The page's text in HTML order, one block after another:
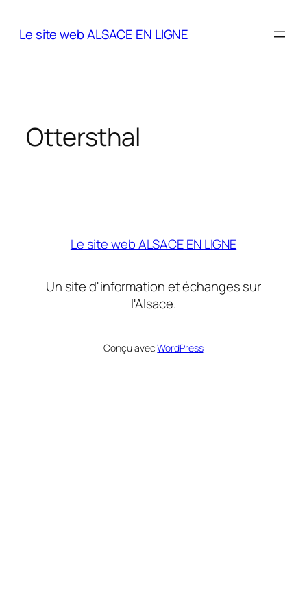
Le site web ALSACE EN LIGNE
Ottersthal
Le site web ALSACE EN LIGNE
Un site d'information et échanges sur
l'Alsace.
Conçu avecWordPress